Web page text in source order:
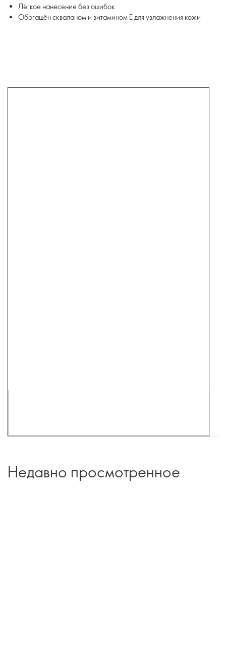
Лёгкое нанесение без ошибок
Обогащён скваланом и витамином Е для увлажнения кожи
Недавно просмотренное